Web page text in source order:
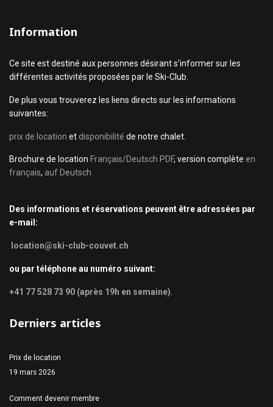
Information
Ce site est destiné aux personnes désirant s'informer sur les
différentes activités proposées par le Ski-Club.
De plus vous trouverez les liens directs sur les informations
suivantes:
prix de location et disponibilité de notre chalet.
Brochure de location Français/Deutsch PDF, version complète en
français, auf Deutsch
Des informations et réservations peuvent être adressées par
e-mail:
location@ski-club-couvet.ch
ou par téléphone au numéro suivant:
+41 77 528 73 90 (après 19h en semaine)
Derniers articles
Prix de location
19 mars 2026
Comment devenir membre